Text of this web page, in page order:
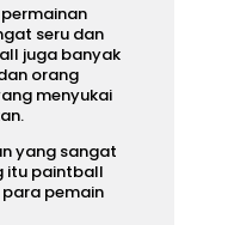
seru dan
juga banyak
orang
menyukai
yang sangat
itu paintball
pemain